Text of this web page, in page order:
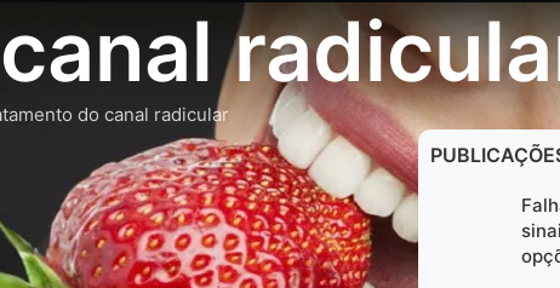
do canal radicular
dentária. O dente pode precisar de um
de desvitalização deve ser realizado
mais actualizada durante e após o
qual a nossa clínica dentária apenas